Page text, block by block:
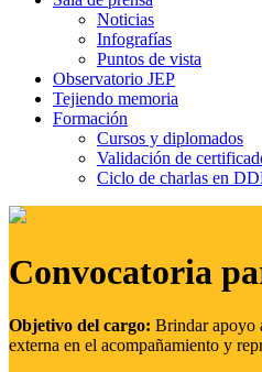
Noticias
Infografías
Puntos de vista
Observatorio JEP
Tejiendo memoria
Formación
Cursos y diplomados
Validación de
Ciclo de charlas en
Convocatoria
Objetivo del cargo: Brindar apoyo
externa en el acompañamiento y